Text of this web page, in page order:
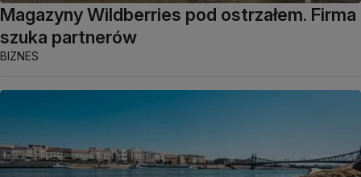
Magazyny Wildberries pod ostrzałem. Firma
szuka partnerów
BIZNES